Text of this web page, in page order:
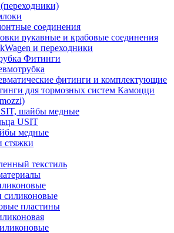
соединения
рукавные и крабовые соединения
и переходники
Фитинги
фитинги и комплектующие
для тормозных систем Камоцци
шайбы медные
USIT
медные
стяжки
текстиль
силиконовые
пластины